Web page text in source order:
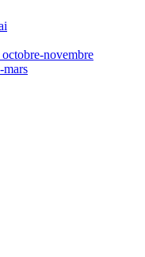
novembre
mars